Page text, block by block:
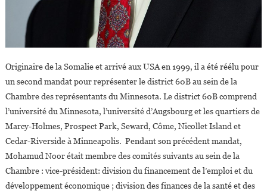
Originaire de la Somalie et arrivé aux USA en 1999, il a été réélu pour
un second mandat pour représenter le district 60B au sein de la
Chambre des représentants du Minnesota. Le district 60B comprend
l’université du Minnesota, l’université d’Augsbourg et les quartiers de
Marcy-Holmes, Prospect Park, Seward, Côme, Nicollet Island et
Cedar-Riverside à Minneapolis. Pendant son précédent mandat,
Mohamud Noor était membre des comités suivants au sein de la
Chambre : vice-président: division du financement de l’emploi et du
développement économique ; division des finances de la santé et des